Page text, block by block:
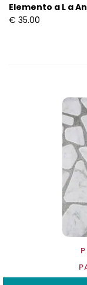
Elemento a L a
€ 35.00